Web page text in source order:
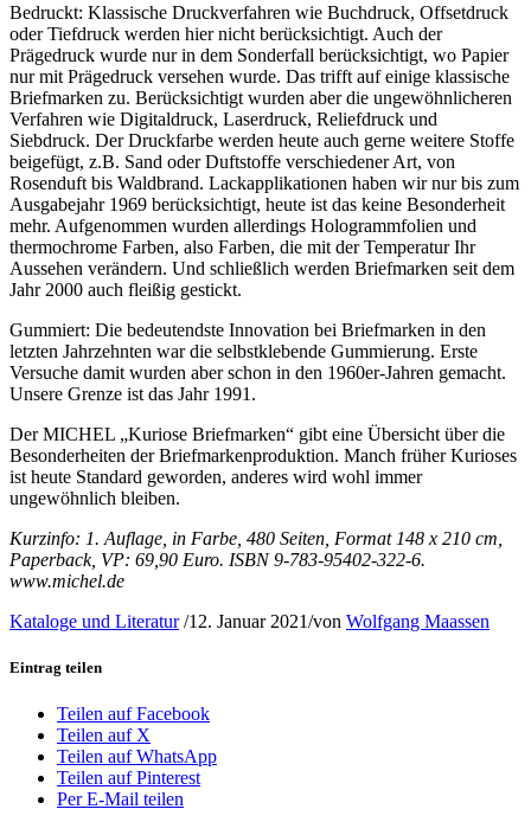
Bedruckt: Klassische Druckverfahren wie Buchdruck, Offsetdruck
oder Tiefdruck werden hier nicht berücksichtigt. Auch der
Prägedruck wurde nur in dem Sonderfall berücksichtigt, wo Papier
nur mit Prägedruck versehen wurde. Das trifft auf einige klassische
Briefmarken zu. Berücksichtigt wurden aber die ungewöhnlicheren
Verfahren wie Digitaldruck, Laserdruck, Reliefdruck und
Siebdruck. Der Druckfarbe werden heute auch gerne weitere Stoffe
beigefügt, z.B. Sand oder Duftstoffe verschiedener Art, von
Rosenduft bis Waldbrand. Lackapplikationen haben wir nur bis zum
Ausgabejahr 1969 berücksichtigt, heute ist das keine Besonderheit
mehr. Aufgenommen wurden allerdings Hologrammfolien und
thermochrome Farben, also Farben, die mit der Temperatur Ihr
Aussehen verändern. Und schließlich werden Briefmarken seit dem
Jahr 2000 auch fleißig gestickt.
Gummiert: Die bedeutendste Innovation bei Briefmarken in den
letzten Jahrzehnten war die selbstklebende Gummierung. Erste
Versuche damit wurden aber schon in den 1960er-Jahren gemacht.
Unsere Grenze ist das Jahr 1991.
Der MICHEL „Kuriose Briefmarken“ gibt eine Übersicht über die
Besonderheiten der Briefmarkenproduktion. Manch früher Kurioses
ist heute Standard geworden, anderes wird wohl immer
ungewöhnlich bleiben.
Kurzinfo: 1. Auflage, in Farbe, 480 Seiten, Format 148 x 210 cm,
Paperback, VP: 69,90 Euro. ISBN 9-783-95402-322-6.
www.michel.de
Kataloge und Literatur /12. Januar 2021/von Wolfgang Maassen
Eintrag teilen
Teilen auf Facebook
Teilen auf X
Teilen auf WhatsApp
Teilen auf Pinterest
Per E-Mail teilen